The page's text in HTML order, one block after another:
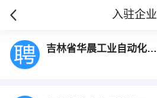
入驻企业
吉林省华晨工业自动化设备有限公司